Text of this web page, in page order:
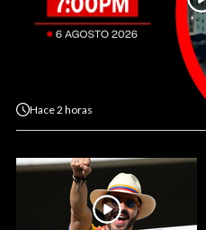
Hace2 horas